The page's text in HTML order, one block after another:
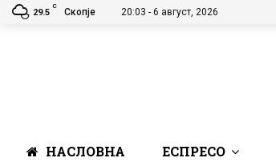
29.5
C
Скопје 20:03 - 6 август, 2026
НАСЛОВНА ЕСПРЕСО